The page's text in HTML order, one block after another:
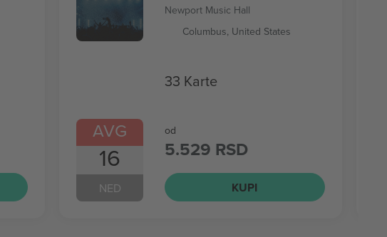
AVG
16
NED
Newport Music Hall
Columbus, United States
33 Karte
od
5.529 RSD
KUPI